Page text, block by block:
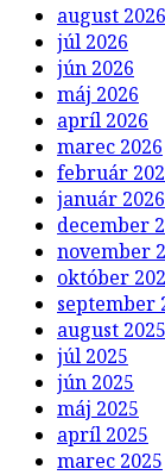
august 2026
júl 2026
jún 2026
máj 2026
apríl 2026
marec 2026
február
január 2026
december
november
október
september
august 2025
júl 2025
jún 2025
máj 2025
apríl 2025
marec 2025